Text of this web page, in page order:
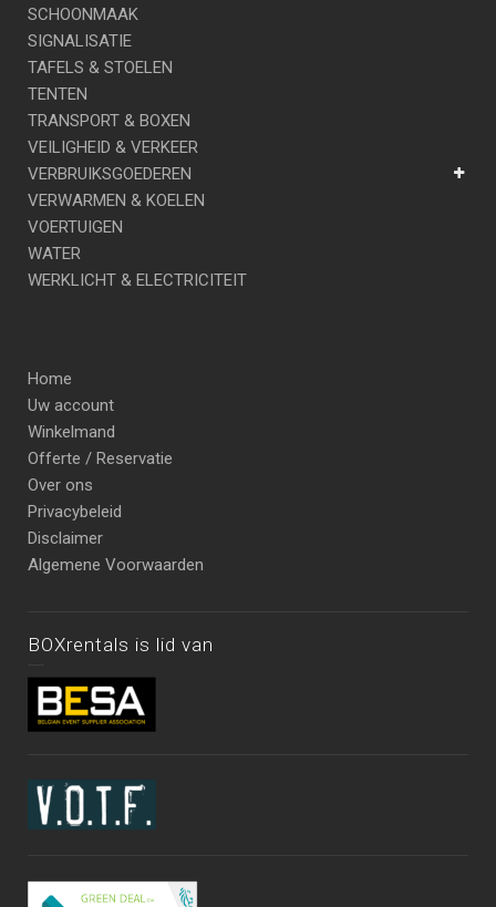
SCHOONMAAK
SIGNALISATIE
TAFELS & STOELEN
TENTEN
TRANSPORT & BOXEN
VEILIGHEID & VERKEER
VERBRUIKSGOEDEREN
VERWARMEN & KOELEN
VOERTUIGEN
WATER
WERKLICHT & ELECTRICITEIT
Home
Uw account
Winkelmand
Offerte / Reservatie
Over ons
Privacybeleid
Disclaimer
Algemene Voorwaarden
BOXrentals is lid van